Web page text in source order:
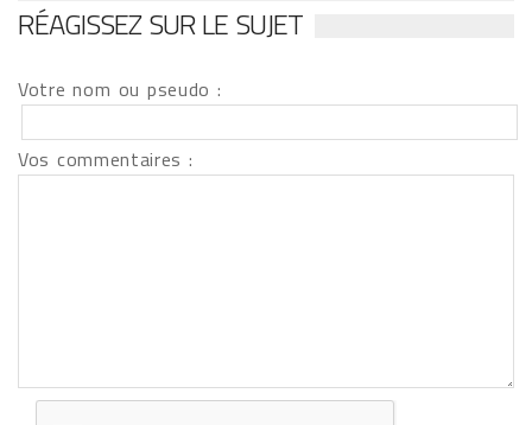
RÉAGISSEZ SUR LE SUJET
Votre nom ou pseudo :
Vos commentaires :